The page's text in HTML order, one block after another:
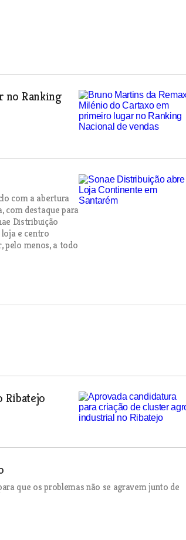
no Ranking
com a abertura
com destaque para
Distribuição
e centro
pelo menos, a todo
Ribatejo
que os problemas não se agravem junto de